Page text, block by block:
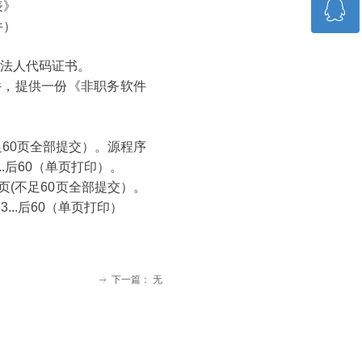
人代码证书。
提供一份《非职务软件
页全部提交）。源程序
60（单页打印）。
(不足60页全部提交）。
后60（单页打印）
ꁹ 下一篇： 无
13798377764
ꁗ